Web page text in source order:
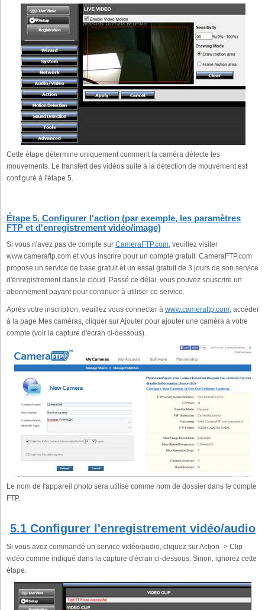
Cette étape détermine uniquement comment la caméra détecte les
mouvements. Le transfert des vidéos suite à la détection de mouvement est
configuré à l'étape 5.
Étape 5. Configurer l'action (par exemple, les paramètres
FTP et d'enregistrement vidéo/image)
Si vous n'avez pas de compte sur CameraFTP.com, veuillez visiter
www.cameraftp.com et vous inscrire pour un compte gratuit. CameraFTP.com
propose un service de base gratuit et un essai gratuit de 3 jours de son service
d'enregistrement dans le cloud. Passé ce délai, vous pouvez souscrire un
abonnement payant pour continuer à utiliser ce service.
Après votre inscription, veuillez vous connecter à www.cameraftp.com, accéder
à la page Mes caméras, cliquer sur Ajouter pour ajouter une caméra à votre
compte (voir la capture d'écran ci-dessous).
Le nom de l'appareil photo sera utilisé comme nom de dossier dans le compte
FTP.
5.1 Configurer l'enregistrement vidéo/audio
Si vous avez commandé un service vidéo/audio, cliquez sur Action -> Clip
vidéo comme indiqué dans la capture d'écran ci-dessous. Sinon, ignorez cette
étape.